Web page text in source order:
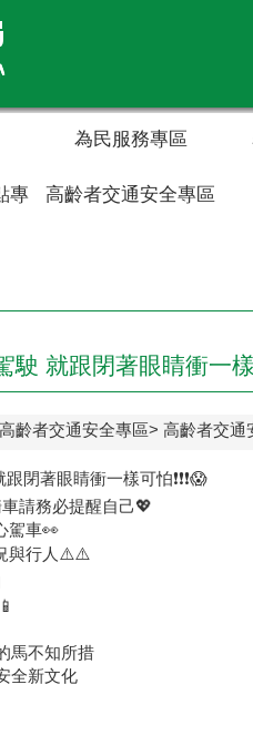
為民服務專區
專
高齡者交通安全專區
駛 就跟閉著眼睛衝一樣可
高齡者交通安全專區 高齡者交通
閉著眼睛衝一樣可怕❗❗❗😱
請務必提醒自己💖
駕車👀
與行人⚠️⚠️
馬不知所措
全新文化